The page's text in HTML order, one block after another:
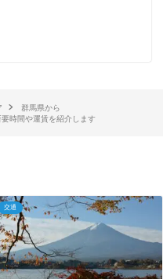
群馬県から
時間や運賃を紹介します
交通